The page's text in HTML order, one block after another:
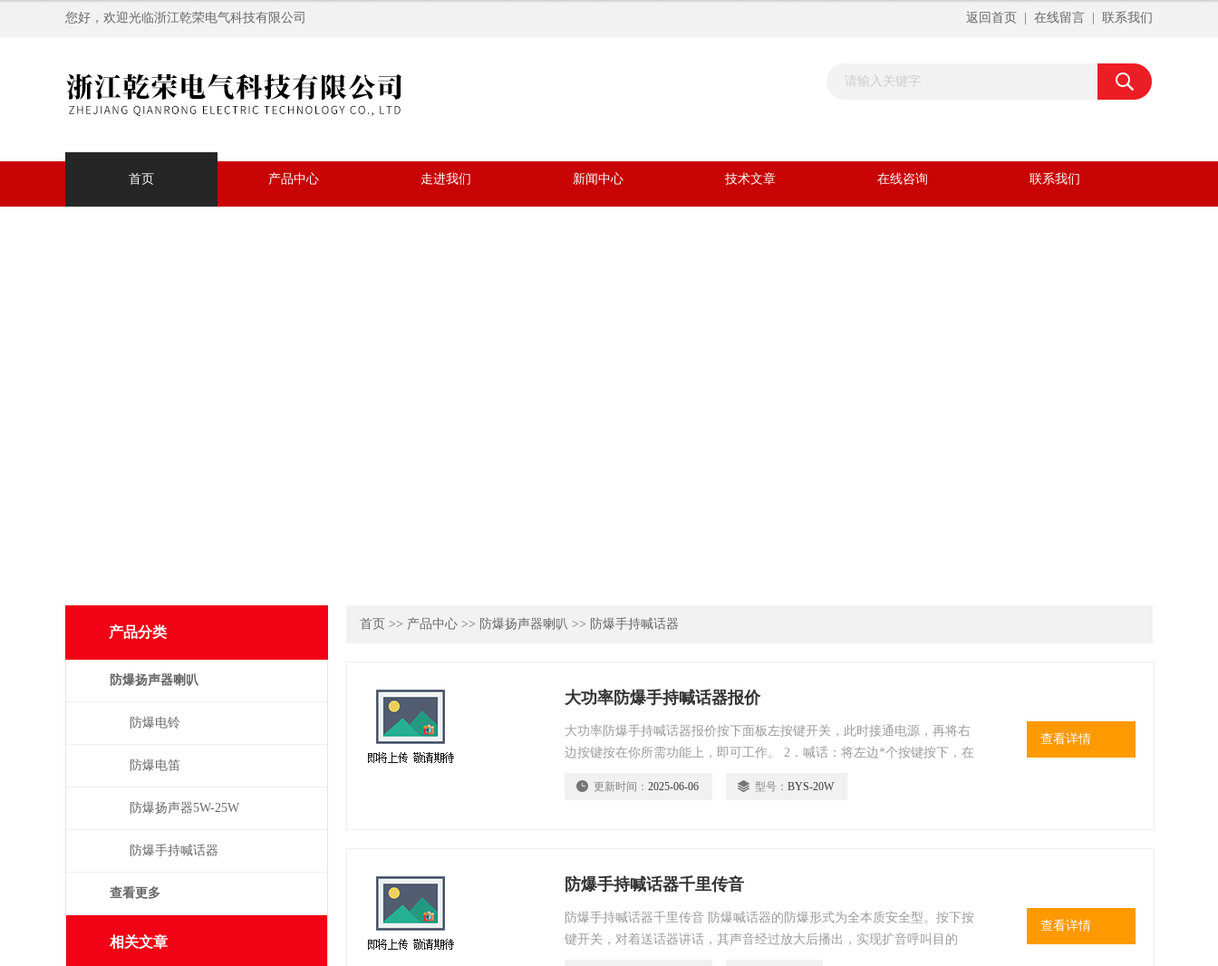
您好，欢迎光临浙江乾荣电气科技有限公司 返回首页 在线留言 联系我们
首页 产品中心 走进我们 新闻中心 技术文章 在线咨询 联系我们
产品分类
防爆扬声器喇叭
防爆电铃
防爆电笛
防爆扬声器5W-25W
防爆手持喊话器
查看更多
相关文章
首页 >> 产品中心 >> 防爆扬声器喇叭 >> 防爆手持喊话器
大功率防爆手持喊话器报价
大功率防爆手持喊话器报价按下面板左按键开关，此时接通电源，再将右
边按键按在你所需功能上，即可工作。 2．喊话：将左边*个按键按下，在
更新时间： 2025-06-06 型号： BYS-20W
查看详情
防爆手持喊话器千里传音
防爆手持喊话器千里传音 ​防爆喊话器的防爆形式为全本质安全型。按下按
键开关，对着送话器讲话，其声音经过放大后播出，实现扩音呼叫目的
查看详情